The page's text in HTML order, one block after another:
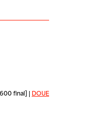
final] | DOUE